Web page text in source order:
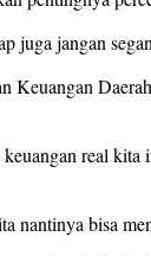
juga jangan
Keuangan
real
nantinya bisa